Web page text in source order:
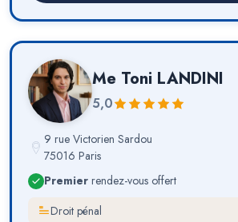
Me Toni LANDINI
5,0
9 rue Victorien Sardou
75016 Paris
Premier rendez-vous offert
Droit pénal